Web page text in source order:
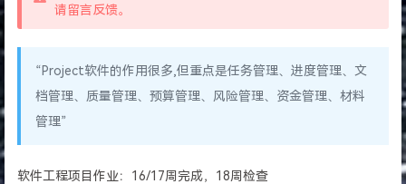
请留言反馈。
“Project软件的作用很多,但重点是任务管理、进度管理、文
档管理、质量管理、预算管理、风险管理、资金管理、材料
管理”
软件工程项目作业：16/17周完成，18周检查